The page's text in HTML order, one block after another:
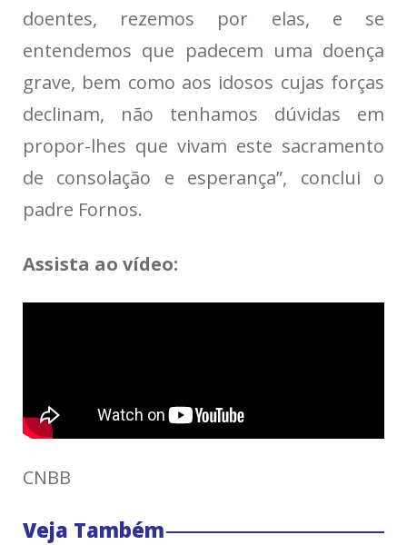
doentes, rezemos por elas, e se
entendemos que padecem uma doença
grave, bem como aos idosos cujas forças
declinam, não tenhamos dúvidas em
propor-lhes que vivam este sacramento
de consolação e esperança”, conclui o
padre Fornos.
Assista ao vídeo:
CNBB
Veja Também